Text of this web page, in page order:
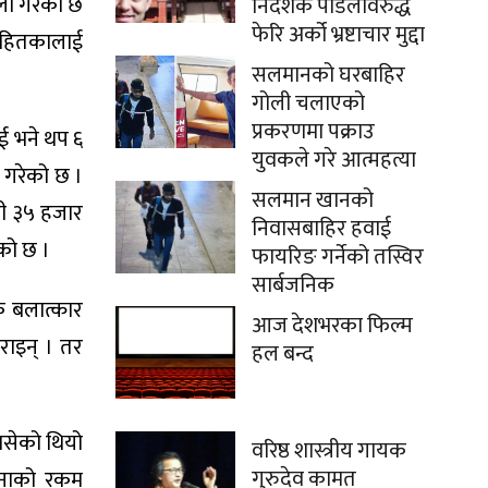
भने थप ६
छ ।
३५ हजार
छ ।
। तर
थियो
फेरि अर्को भ्रष्टाचार मुद्दा
सलमानको घरबाहिर
गोली चलाएको
प्रकरणमा पक्राउ
युवकले गरे आत्महत्या
सलमान खानको
निवासबाहिर हवाई
फायरिङ गर्नेको तस्विर
सार्बजनिक
आज देशभरका फिल्म
हल बन्द
वरिष्ठ शास्त्रीय गायक
गुरुदेव कामत